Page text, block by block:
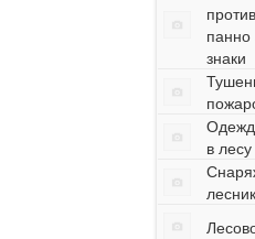
знаки
в лесу